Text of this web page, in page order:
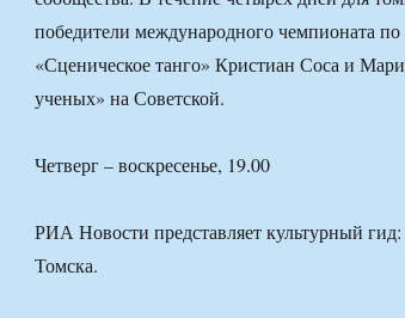
победители международного чемпионата по
«Сценическое танго» Кристиан Соса и
ученых» на Советской.
Четверг – воскресенье, 19.00
РИА Новости представляет культурный
Томска.